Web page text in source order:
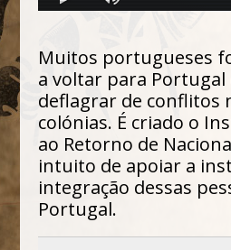
Muitos portugueses
a voltar para Portugal
deflagrar de conflitos
colónias. É criado o
ao Retorno de
intuito de apoiar a
integração dessas
Portugal.